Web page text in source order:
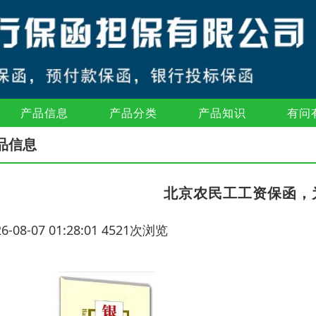
产品信息 产品分类 产品知识 有问
信息
北京农民工工资保函
08-07 01:28:01 4521次浏览